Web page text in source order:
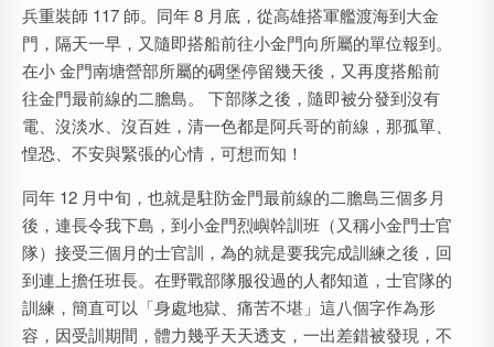
兵重裝師 117 師。同年 8 月底，從高雄搭軍艦渡海到大金
門，隔天一早，又隨即搭船前往小金門向所屬的單位報到。
在小 金門南塘營部所屬的碉堡停留幾天後，又再度搭船前
往金門最前線的二膽島。 下部隊之後，隨即被分發到沒有
電、沒淡水、沒百姓，清一色都是阿兵哥的前線，那孤單、
惶恐、不安與緊張的心情，可想而知！
同年 12 月中旬，也就是駐防金門最前線的二膽島三個多月
後，連長令我下島，到小金門烈嶼幹訓班（又稱小金門士官
隊）接受三個月的士官訓，為的就是要我完成訓練之後，回
到連上擔任班長。在野戰部隊服役過的人都知道，士官隊的
訓練，簡直可以「身處地獄、痛苦不堪」這八個字作為形
容，因受訓期間，體力幾乎天天透支，一出差錯被發現，不